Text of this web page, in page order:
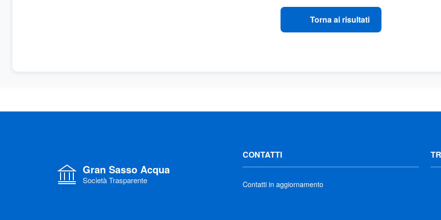
Torna ai risultati
Gran Sasso Acqua
Società Trasparente
CONTATTI
Contatti in aggiornamento